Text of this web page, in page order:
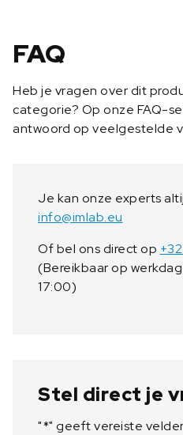
4
2
0
m
0
FAQ
Heb je vragen over dit
categorie? Op onze FAQ-
antwoord op veelgestelde
Je kan onze experts
info@imlab.eu
Of bel ons direct op
(Bereikbaar op
17:00)
Stel direct je
"*" geeft vereiste